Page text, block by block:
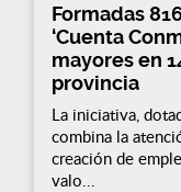
Formadas
‘Cuenta
mayores en
provincia
La iniciativa,
combina la
creación de
valo...